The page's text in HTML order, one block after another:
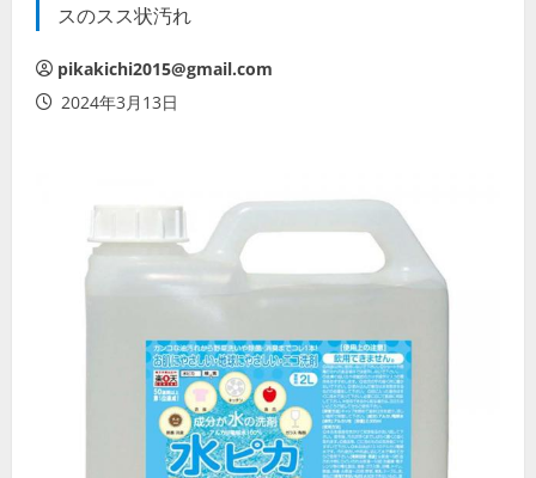
スのスス状汚れ
pikakichi2015@gmail.com
2024年3月13日